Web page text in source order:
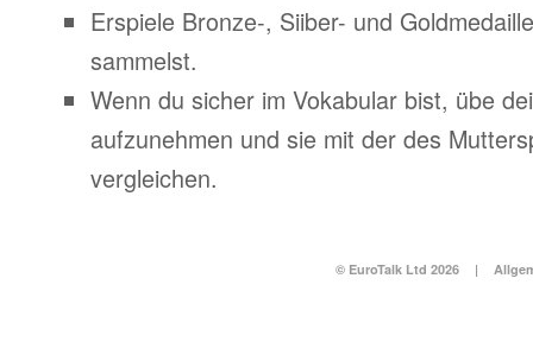
Erspiele Bronze-, Siiber- und
sammelst.
Wenn du sicher im Vokabular bist, übe
aufzunehmen und sie mit der des
vergleichen.
© EuroTalk Ltd 2026 |